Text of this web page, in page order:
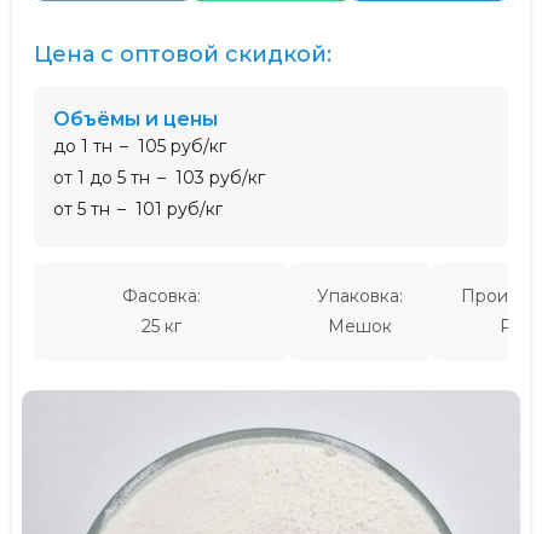
Фасовка:
25 кг
Упаковка:
Мешок
Цена с оптовой скидкой:
Объёмы и цены
до 1 тн
105 руб/кг
от 1 до 5 тн
103 руб/кг
от 5 тн
101 руб/кг